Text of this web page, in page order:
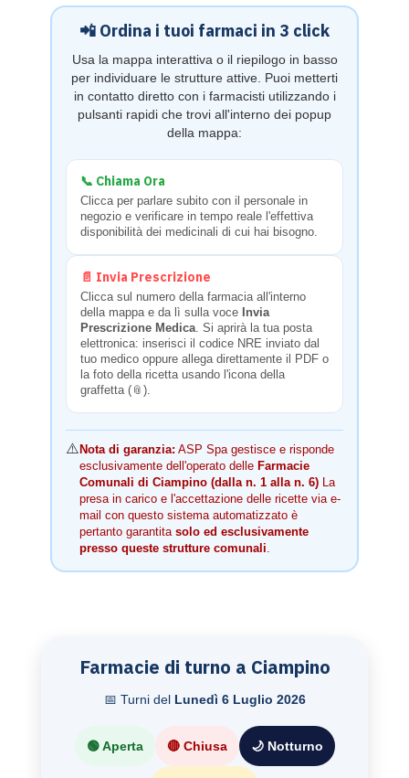
📲 Ordina i tuoi farmaci in 3 click
Usa la mappa interattiva o il riepilogo in basso
per individuare le strutture attive. Puoi metterti
in contatto diretto con i farmacisti utilizzando i
pulsanti rapidi che trovi all'interno dei popup
della mappa:
📞 Chiama Ora
Clicca per parlare subito con il personale in
negozio e verificare in tempo reale l'effettiva
disponibilità dei medicinali di cui hai bisogno.
📄 Invia Prescrizione
Clicca sul numero della farmacia all'interno
della mappa e da lì sulla voce
Invia
Prescrizione Medica. Si aprirà la tua posta
elettronica: inserisci il codice NRE inviato dal
tuo medico oppure allega direttamente il PDF o
la foto della ricetta usando l'icona della
graffetta (📎).
⚠️ Nota di garanzia: ASP Spa gestisce e risponde
esclusivamente dell'operato delle Farmacie
Comunali di Ciampino (dalla n. 1 alla n. 6) La
presa in carico e l'accettazione delle ricette via e-
mail con questo sistema automatizzato è
pertanto garantita solo ed esclusivamente
presso queste strutture comunali.
Farmacie di turno a Ciampino
📅 Turni del Lunedì 6 Luglio 2026
🟢 Aperta 🔴 Chiusa 🌙 Notturno